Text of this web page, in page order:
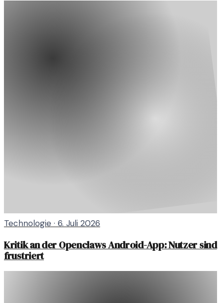
Technologie · 6. Juli 2026
Kritik an der Openclaws Android-App: Nutzer sind
frustriert